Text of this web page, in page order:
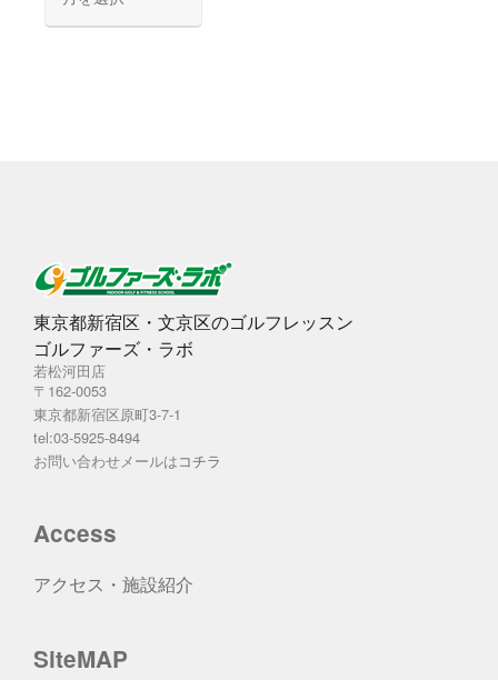
カ
東京都新宿区・文京区のゴルフレッスン
ゴルファーズ・ラボ
若松河田店
〒162-0053
東京都新宿区原町3-7-1
tel:03-5925-8494
お問い合わせメールはコチラ
Access
アクセス・施設紹介
SiteMAP